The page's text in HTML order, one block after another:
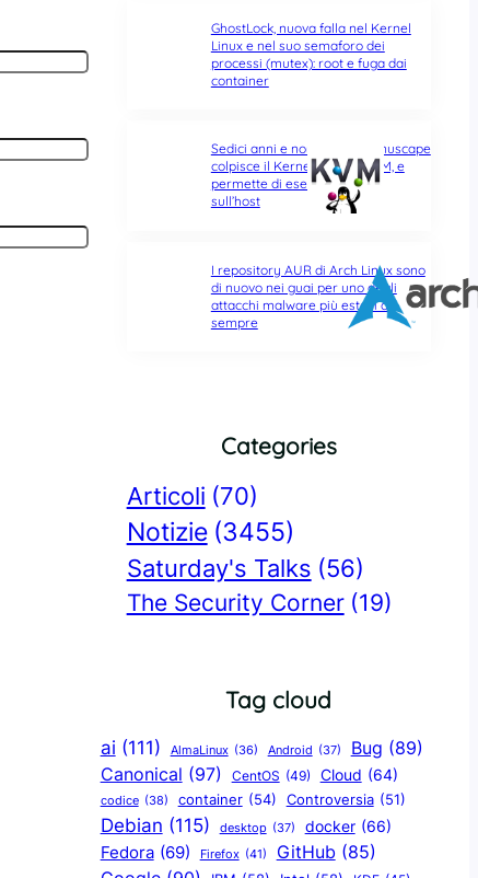
GhostLock, nuova falla nel Kernel
Linux e nel suo semaforo dei
processi (mutex): root e fuga dai
container
Sedici anni e non sentirli: Januscape
colpisce il Kernel Linux e KVM, e
permette di eseguire codice
sull’host
I repository AUR di Arch Linux sono
di nuovo nei guai per uno degli
attacchi malware più estesi di
sempre
Categories
Articoli (70)
Notizie (3455)
Saturday's Talks (56)
The Security Corner (19)
Tag cloud
ai (111) AlmaLinux (36) Android (37) Bug (89)
Canonical (97) CentOS (49) Cloud (64)
codice (38) container (54) Controversia (51)
Debian (115) desktop (37) docker (66)
Fedora (69) Firefox (41) GitHub (85)